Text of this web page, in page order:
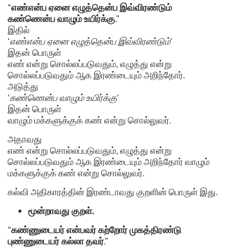
“எண்என்ப ஏனை எழுத்தென்ப இவ்விரண்டும்
கண்ணென்ப வாழும் உயிர்க்கு.”
இதில்
‘எண்என்ப ஏனை எழுத்தென்ப இவ்விரண்டும்‘
இதன் பொருள்
எண் என்று சொல்லப்படுவதும், எழுத்து என்று
சொல்லப்படுவதும் ஆக இரண்டையும் அறிந்தோர்.
அடுத்து
‘கண்ணென்ப வாழும் உயிர்க்கு‘
இதன் பொருள்
வாழும் மக்களுக்குக் கண் என்று சொல்லுவர்.
அதாவது
எண் என்று சொல்லப்படுவதும், எழுத்து என்று
சொல்லப்படுவதும் ஆக இரண்டையும் அறிந்தோர் வாழும்
மக்களுக்குக் கண் என்று சொல்லுவர்.
கல்வி அதிகாரத்தின் இரண்டாவது குறளின் பொருள் இது.
மூன்றாவது குறள்.
“கண்ணுடையர் என்பவர் கற்றோர் முகத்திரண்டு
புண்ணுடையர் கல்லா தவர்.”